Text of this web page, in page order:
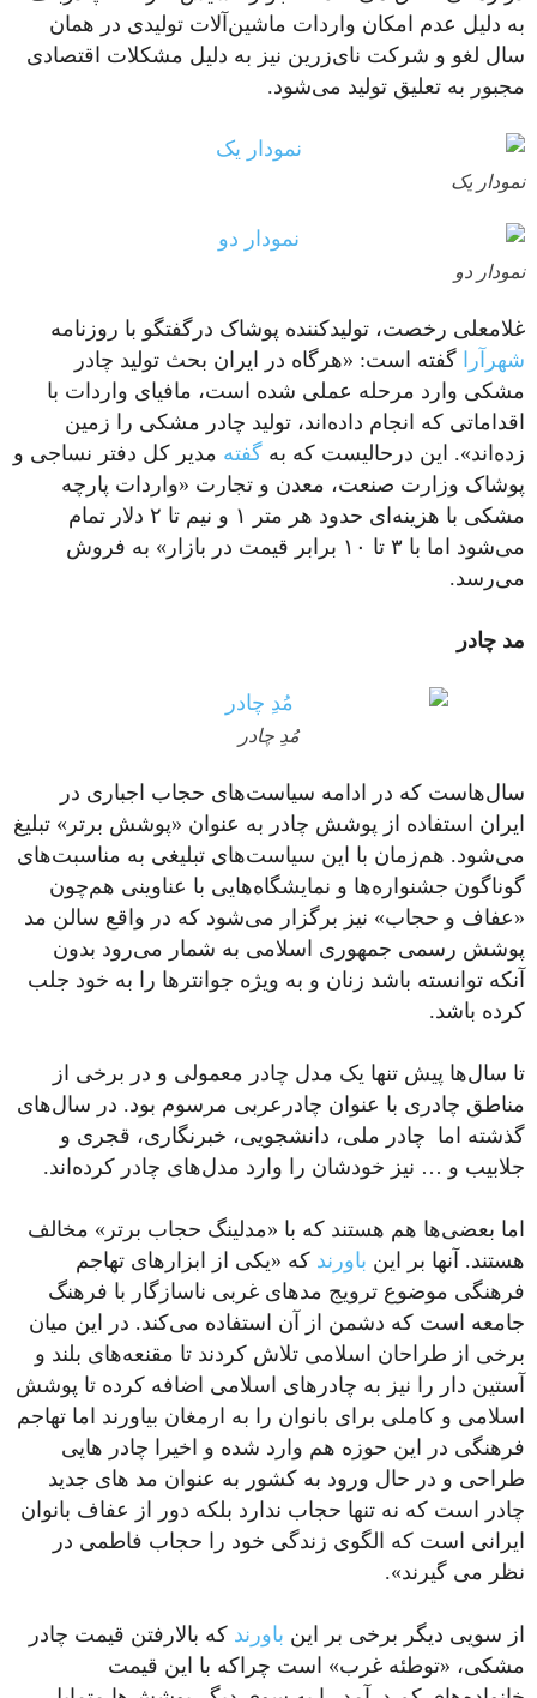
به دلیل عدم امکان واردات ماشین‌آلات تولیدی در همان
سال لغو و شرکت نای‌زرین نیز به دلیل مشکلات اقتصادی
مجبور به تعلیق تولید می‌شود.
نمودار یک
نمودار دو
غلامعلی رخصت، تولیدکننده پوشاک درگفتگو با روزنامه
شهر‌آرا
گفته است: «هرگاه در ایران بحث تولید چادر
مشکی وارد مرحله عملی شده است، مافیای واردات با
اقداماتی که انجام داده‌اند، تولید چادر مشکی را زمین
زده‌اند». این درحالیست که به گفته مدیر کل دفتر نساجی و
پوشاک وزارت صنعت، معدن و تجارت «واردات پارچه
مشکی با هزینه‌ای حدود هر متر ۱ و نیم تا ۲ دلار تمام
می‌شود اما با ۳ تا ۱۰ برابر قیمت در بازار» به فروش
می‌رسد.
مد چادر
مُدِ چادر
سال‌هاست که در ادامه‌ سیاست‌های حجاب اجباری در
ایران استفاده از پوشش چادر به عنوان «پوشش برتر» تبلیغ
می‌شود. هم‌زمان با این سیاست‌های تبلیغی به مناسبت‌های
گوناگون جشنواره‌ها و نمایشگاه‌هایی با عناوینی هم‌چون
«عفاف و حجاب» نیز برگزار می‌شود که در واقع سالن مد
پوشش رسمی جمهوری اسلامی به شمار می‌رود بدون
آنکه توانسته باشد زنان و به ویژه جوانترها را به خود جلب
کرده باشد.
تا سال‌ها پیش تنها یک مدل چادر معمولی و در برخی از
مناطق چادری با عنوان چادرعربی مرسوم بود. در سال‌های
گذشته اما چادر ملی، دانشجویی، خبرنگاری، قجری و
جلابیب و … نیز خودشان را وارد مدل‌های چادر کرده‌اند.
اما بعضی‌ها هم هستند که با «مدلینگ حجاب برتر» مخالف
هستند. آنها بر این باورند که «یکی از ابزارهای تهاجم
فرهنگی موضوع ترویج مدهای غربی ناسازگار با فرهنگ
جامعه‌ است که دشمن از آن استفاده می‌کند. در این میان
برخی از طراحان اسلامی تلاش کردند تا مقنعه‌های بلند و
آستین دار را نیز به چادرهای اسلامی اضافه کرده تا پوشش
اسلامی و کاملی برای بانوان را به ارمغان بیاورند اما تهاجم
فرهنگی در این حوزه هم وارد شده و اخیرا چادر هایی
طراحی و در حال ورود به کشور به عنوان مد های جدید
چادر است که نه تنها حجاب ندارد بلکه دور از عفاف بانوان
ایرانی است که الگوی زندگی خود را حجاب فاطمی در
نظر می گیرند».
از سویی دیگر برخی بر این باورند که بالارفتن قیمت چادر
مشکی، «توطئه غرب» است چراکه با این قیمت